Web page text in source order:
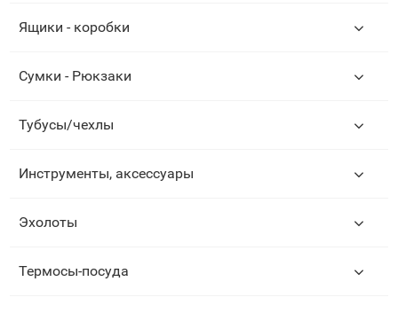
Ящики - коробки
Сумки - Рюкзаки
Тубусы/чехлы
Инструменты, аксессуары
Эхолоты
Термосы-посуда